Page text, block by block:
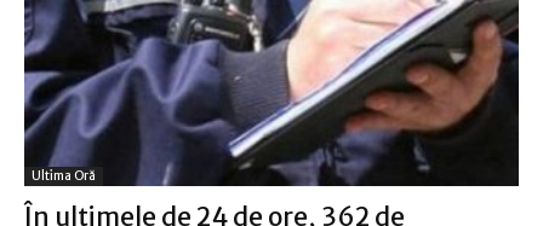
Ultima Oră
În ultimele de 24 de ore, 362 de